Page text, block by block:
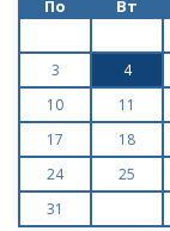
По Вт
3
4
10
11
17
18
24
25
31